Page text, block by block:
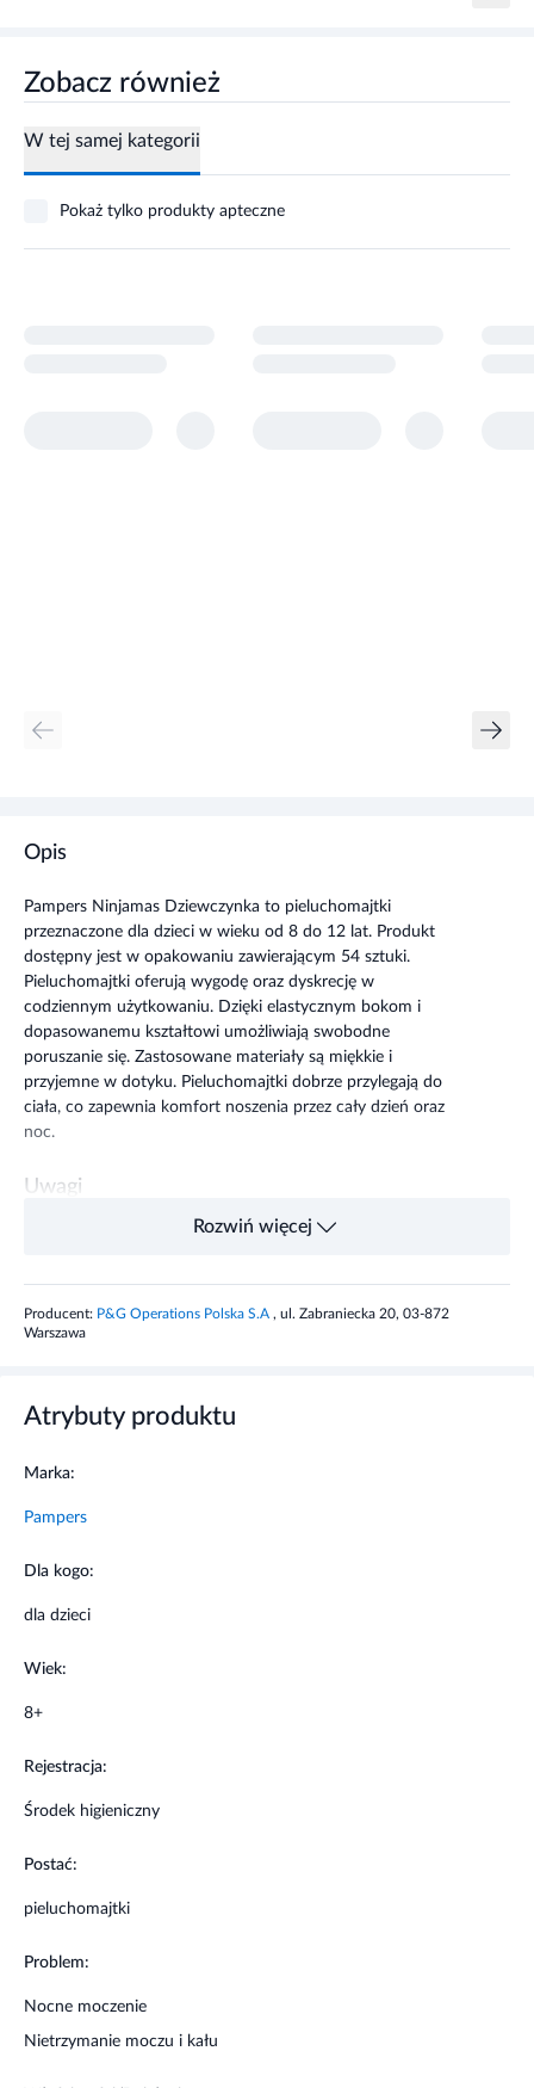
Zobacz również
W tej samej kategorii
Pokaż tylko produkty apteczne
Opis
Pampers Ninjamas Dziewczynka to pieluchomajtki
przeznaczone dla dzieci w wieku od 8 do 12 lat. Produkt
dostępny jest w opakowaniu zawierającym 54 sztuki.
Pieluchomajtki oferują wygodę oraz dyskrecję w
codziennym użytkowaniu. Dzięki elastycznym bokom i
dopasowanemu kształtowi umożliwiają swobodne
poruszanie się. Zastosowane materiały są miękkie i
przyjemne w dotyku. Pieluchomajtki dobrze przylegają do
ciała, co zapewnia komfort noszenia przez cały dzień oraz
noc.
Uwagi
Stosować zgodnie z przeznaczeniem.
Rozwiń więcej
Producent: P&G Operations Polska S.A , ul. Zabraniecka 20, 03-872
Warszawa
Atrybuty produktu
Marka:
Pampers
Dla kogo:
dla dzieci
Wiek:
8+
Rejestracja:
Środek higieniczny
Postać:
pieluchomajtki
Problem:
Nocne moczenie
Nietrzymanie moczu i kału